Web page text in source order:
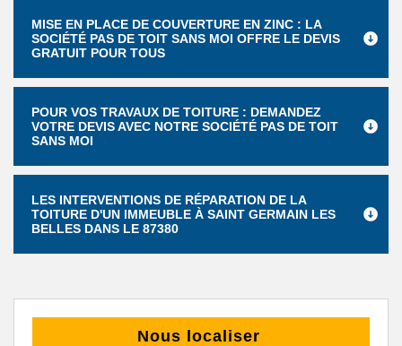
MISE EN PLACE DE COUVERTURE EN ZINC : LA
SOCIÉTÉ PAS DE TOIT SANS MOI OFFRE LE DEVIS
GRATUIT POUR TOUS
POUR VOS TRAVAUX DE TOITURE : DEMANDEZ
VOTRE DEVIS AVEC NOTRE SOCIÉTÉ PAS DE TOIT
SANS MOI
LES INTERVENTIONS DE RÉPARATION DE LA
TOITURE D'UN IMMEUBLE À SAINT GERMAIN LES
BELLES DANS LE 87380
Nous localiser